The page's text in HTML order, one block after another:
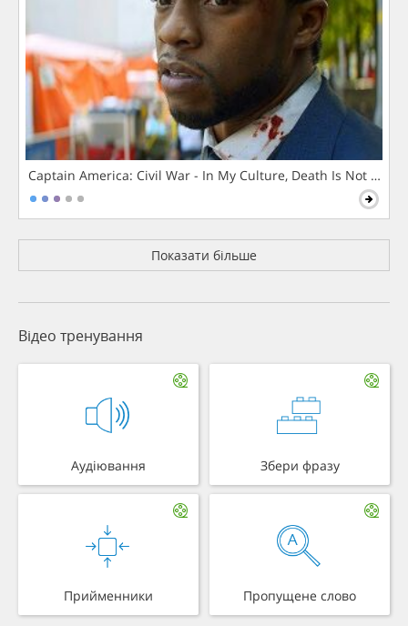
Captain America: Civil War - In My Culture, Death Is Not The
Показати більше
Відео тренування
Аудіювання Збери фразу
Прийменники Пропущене слово